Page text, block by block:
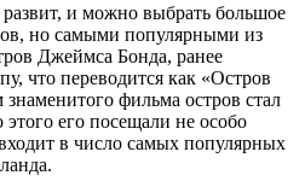
и можно выбрать большое
но самыми популярными из
Джеймса Бонда, ранее
что переводится как «Остров
знаменитого фильма остров стал
его посещали не особо
в число самых популярных